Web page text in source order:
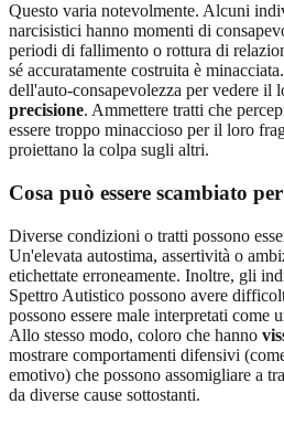
Questo varia notevolmente. Alcuni
narcisistici hanno momenti di
periodi di fallimento o rottura di
sé accuratamente costruita è
dell'auto-consapevolezza per vedere il
precisione. Ammettere tratti che
essere troppo minaccioso per il loro
proiettano la colpa sugli altri.
Cosa può essere scambiato
Diverse condizioni o tratti possono
Un'elevata autostima, assertività o
etichettate erroneamente. Inoltre, gli
Spettro Autistico possono avere
possono essere male interpretati come
Allo stesso modo, coloro che hanno
mostrare comportamenti difensivi
emotivo) che possono assomigliare a
da diverse cause sottostanti.